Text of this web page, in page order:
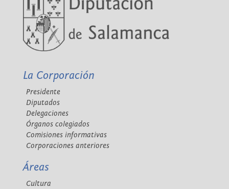
La Corporación
Presidente
Diputados
Delegaciones
Órganos colegiados
Comisiones informativas
Corporaciones anteriores
Áreas
Cultura